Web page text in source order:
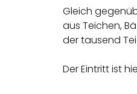
Gleich
aus Teichen,
der tausend
Der Eintritt ist